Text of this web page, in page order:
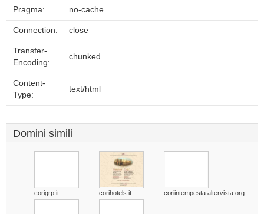
Pragma: no-cache
Connection: close
Transfer-
Encoding:
chunked
Content-
Type:
text/html
Domini simili
corigrp.it corihotels.it coriintempesta.altervista.org